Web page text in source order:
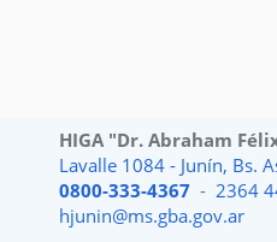
HIGA "Dr. Abraham
Lavalle 1084 - Junín, Bs.
0800-333-4367 -2364
hjunin@ms.gba.gov.ar